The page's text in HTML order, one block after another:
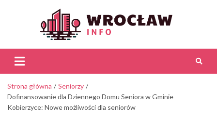
Strona główna
Seniorzy
Dofinansowanie dla Dziennego Domu Seniora w Gminie
Kobierzyce: Nowe możliwości dla seniorów